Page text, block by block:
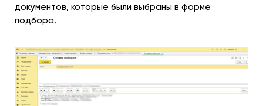
документов, которые были выбраны в форме
подбора.